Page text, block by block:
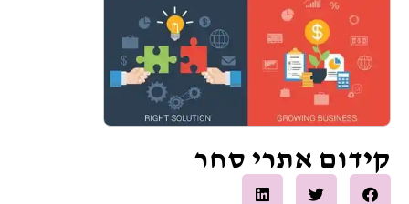
קידום אתרי סחר